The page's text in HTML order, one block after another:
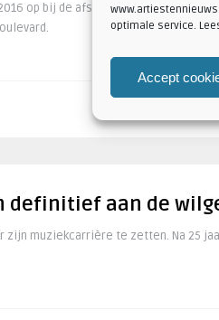
optimale service.
Accept
op bij de afscheidsconcerten van
definitief aan de
muziekcarrière te zetten. Na 25